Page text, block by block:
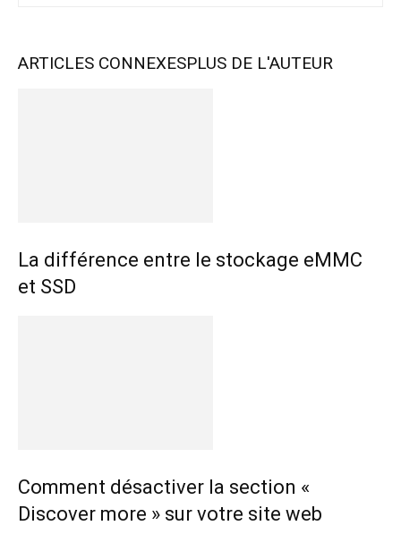
ARTICLES CONNEXESPLUS DE L'AUTEUR
La différence entre le stockage eMMC
et SSD
Comment désactiver la section «
Discover more » sur votre site web